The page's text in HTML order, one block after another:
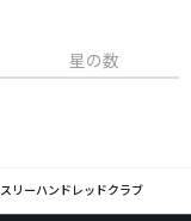
星の数
スリーハンドレッドクラブ